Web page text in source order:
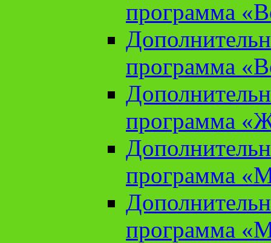
программа
программа
программа
программа
программа